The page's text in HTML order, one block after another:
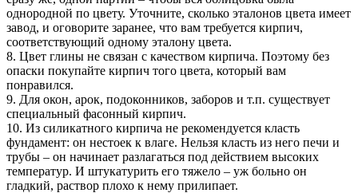
однородной по цвету. Уточните, сколько эталонов цвета имеет
завод, и оговорите заранее, что вам требуется кирпич,
соответствующий одному эталону цвета.
8. Цвет глины не связан с качеством кирпича. Поэтому без
опаски покупайте кирпич того цвета, который вам
понравился.
9. Для окон, арок, подоконников, заборов и т.п. существует
специальный фасонный кирпич.
10. Из силикатного кирпича не рекомендуется класть
фундамент: он нестоек к влаге. Нельзя класть из него печи и
трубы – он начинает разлагаться под действием высоких
температур. И штукатурить его тяжело – уж больно он
гладкий, раствор плохо к нему прилипает.